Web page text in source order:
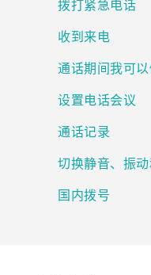
拨打紧急电话
收到来电
通话期间我可以
设置电话会议
通话记录
切换静音、振
国内拨号